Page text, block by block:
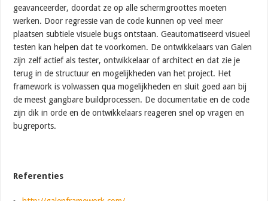
geavanceerder, doordat ze op alle schermgroottes moeten
werken. Door regressie van de code kunnen op veel meer
plaatsen subtiele visuele bugs ontstaan. Geautomatiseerd visueel
testen kan helpen dat te voorkomen. De ontwikkelaars van Galen
zijn zelf actief als tester, ontwikkelaar of architect en dat zie je
terug in de structuur en mogelijkheden van het project. Het
framework is volwassen qua mogelijkheden en sluit goed aan bij
de meest gangbare buildprocessen. De documentatie en de code
zijn dik in orde en de ontwikkelaars reageren snel op vragen en
bugreports.
Referenties